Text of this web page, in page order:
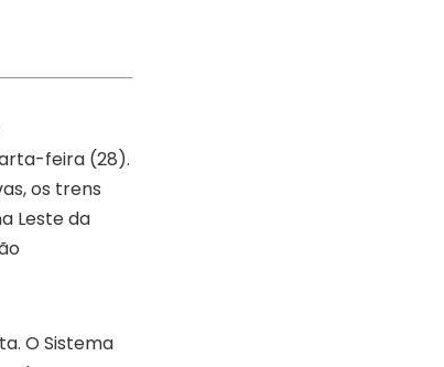
feira (28).
os trens
Leste da
O Sistema